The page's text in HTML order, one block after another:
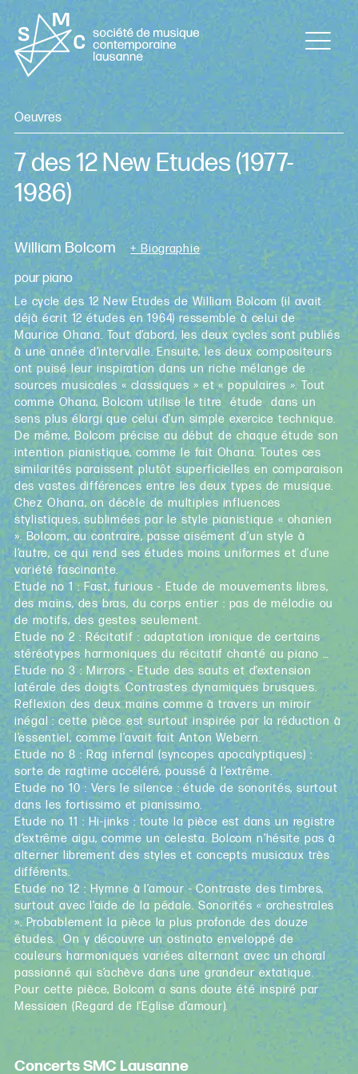
Oeuvres
7 des 12 New Etudes(1977-
1986)
William Bolcom + Biographie
pour piano
Le cycle des 12 New Etudes de William Bolcom (il avait
déjà écrit 12 études en 1964) ressemble à celui de
Maurice Ohana. Tout d’abord, les deux cycles sont publiés
à une année d’intervalle. Ensuite, les deux compositeurs
ont puisé leur inspiration dans un riche mélange de
sources musicales « classiques » et « populaires ». Tout
comme Ohana, Bolcom utilise le titre étude dans un
sens plus élargi que celui d’un simple exercice technique.
De même, Bolcom précise au début de chaque étude son
intention pianistique, comme le fait Ohana. Toutes ces
similarités paraissent plutôt superficielles en comparaison
des vastes différences entre les deux types de musique.
Chez Ohana, on décèle de multiples influences
stylistiques, sublimées par le style pianistique « ohanien
». Bolcom, au contraire, passe aisément d’un style à
l’autre, ce qui rend ses études moins uniformes et d’une
variété fascinante.
Etude no 1 : Fast, furious - Etude de mouvements libres,
des mains, des bras, du corps entier : pas de mélodie ou
de motifs, des gestes seulement.
Etude no 2 : Récitatif : adaptation ironique de certains
stéréotypes harmoniques du récitatif chanté au piano …
Etude no 3 : Mirrors - Etude des sauts et d’extension
latérale des doigts. Contrastes dynamiques brusques.
Reflexion des deux mains comme à travers un miroir
inégal : cette pièce est surtout inspirée par la réduction à
l’essentiel, comme l’avait fait Anton Webern.
Etude no 8 : Rag infernal (syncopes apocalyptiques) :
sorte de ragtime accéléré, poussé à l’extrême.
Etude no 10 : Vers le silence : étude de sonorités, surtout
dans les fortissimo et pianissimo.
Etude no 11 : Hi-jinks : toute la pièce est dans un registre
d’extrême aigu, comme un celesta. Bolcom n’hésite pas à
alterner librement des styles et concepts musicaux très
différents.
Etude no 12 : Hymne à l’amour - Contraste des timbres,
surtout avec l’aide de la pédale. Sonorités « orchestrales
». Probablement la pièce la plus profonde des douze
études. On y découvre un ostinato enveloppé de
couleurs harmoniques variées alternant avec un choral
passionné qui s’achève dans une grandeur extatique.
Pour cette pièce, Bolcom a sans doute été inspiré par
Messiaen (Regard de l’Eglise d’amour).
Concerts SMC Lausanne